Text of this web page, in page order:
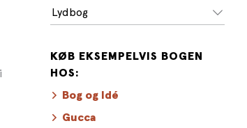
Lydbog
KØB EKSEMPELVIS BOGEN
HOS:
Bog og Idé
Gucca